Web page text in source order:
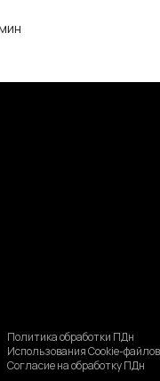
Политика обработки ПДн
Использования Cookie-файлов
Согласие на обработку ПДн